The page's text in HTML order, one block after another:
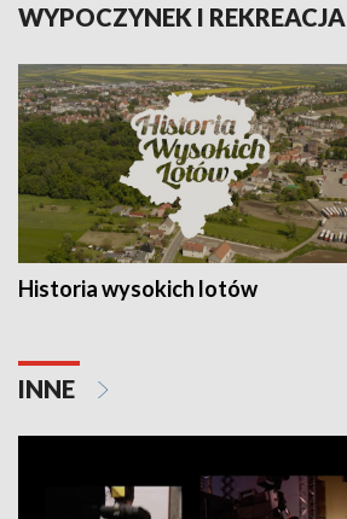
WYPOCZYNEK I REKREACJA
Historia wysokich lotów
INNE